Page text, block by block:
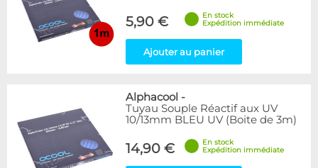
5,90 €
En stock
Expédition immédiate
Ajouter au panier
Alphacool -
Tuyau Souple Réactif aux UV
10/13mm BLEU UV (Boite de 3m)
14,90 €
En stock
Expédition immédiate